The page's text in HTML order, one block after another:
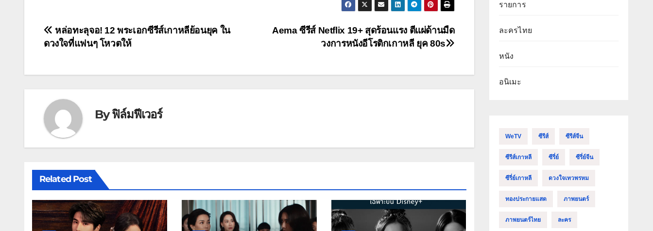
แนะแนว
Aema ซีรีส์ Netflix 19+ สุดร้อนแรง ตีแผ่ด้านมืด
วงการหนังอีโรติกเกาหลี ยุค 80s
หล่อทะลุจอ! 12 พระเอกซีรีส์เกาหลีย้อนยุค ใน
ดวงใจที่แฟนๆ โหวตให้
Byฟิล์มฟีเวอร์
Related Post
รายการ
ละครไทย
หนัง
อนิเมะ
WeTV ซีรีส์ ซีรีส์จีน
ซีรีส์เกาหลี ซีรี่ย์ ซีรี่ย์จีน
ซีรี่ย์เกาหลี ดวงใจเทวพรหม
ทองประกายแสด ภาพยนตร์
ภาพยนตร์ไทย ละคร